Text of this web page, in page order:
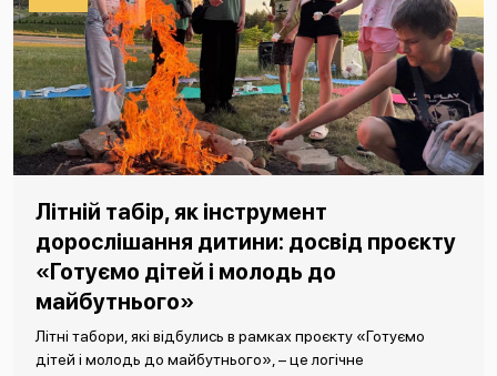
Літній табір, як інструмент
дорослішання дитини: досвід проєкту
«Готуємо дітей і молодь до
майбутнього»
Літні табори, які відбулись в рамках проєкту «Готуємо
дітей і молодь до майбутнього», – це логічне